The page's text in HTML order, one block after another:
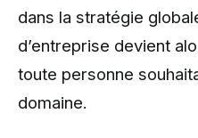
dans la stratégie
d’entreprise devient
toute personne
domaine.